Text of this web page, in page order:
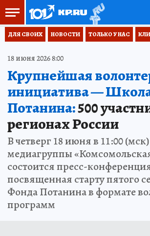
ДЛЯ СВОИХ НОВОСТИ ТОЛЬКО У НАС
18 июня 2026 8:00
Крупнейшая
инициатива —
Потанина:500
регионах России
В четверг 18 июня в 11:00
медиагруппы
состоится пресс-
посвященная старту пятого
Фонда Потанина в формате
программ